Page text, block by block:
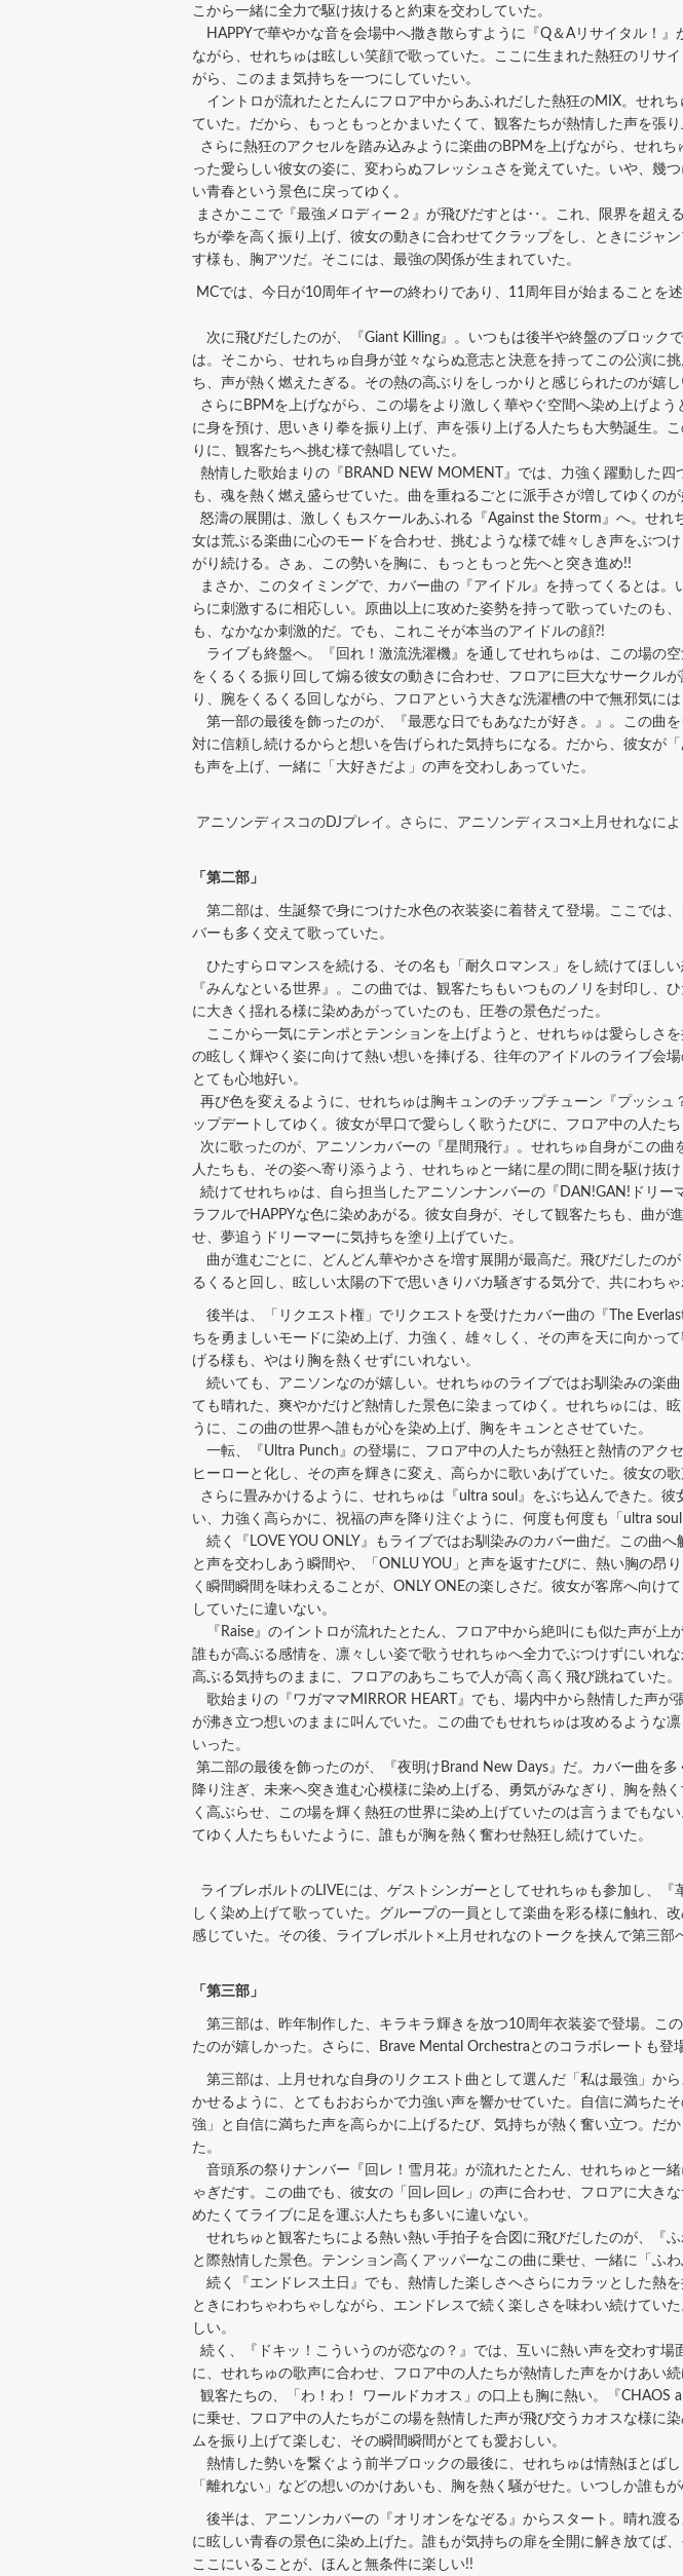
こから一緒に全力で駆け抜けると約束を交わしていた。
HAPPYで華やかな音を会場中へ撒き散らすように『Q＆Aリサイタル！
ながら、せれちゅは眩しい笑顔で歌っていた。ここに生まれた熱狂のリサ
がら、このまま気持ちを一つにしていたい。
イントロが流れたとたんにフロア中からあふれだした熱狂のMIX。せれ
ていた。だから、もっともっとかまいたくて、観客たちが熱情した声を張
さらに熱狂のアクセルを踏み込みように楽曲のBPMを上げながら、せれ
った愛らしい彼女の姿に、変わらぬフレッシュさを覚えていた。いや、幾
い青春という景色に戻ってゆく。
まさかここで『最強メロディー２』が飛びだすとは‥。これ、限界を超え
ちが拳を高く振り上げ、彼女の動きに合わせてクラップをし、ときにジャ
す様も、胸アツだ。そこには、最強の関係が生まれていた。
MCでは、今日が10周年イヤーの終わりであり、11周年目が始まることを述
次に飛びだしたのが、『Giant Killing』。いつもは後半や終盤のブロック
は。そこから、せれちゅ自身が並々ならぬ意志と決意を持ってこの公演に
ち、声が熱く燃えたぎる。その熱の高ぶりをしっかりと感じられたのが嬉し
さらにBPMを上げながら、この場をより激しく華やぐ空間へ染め上げよ
に身を預け、思いきり拳を振り上げ、声を張り上げる人たちも大勢誕生。
りに、観客たちへ挑む様で熱唱していた。
熱情した歌始まりの『BRAND NEW MOMENT』では、力強く躍動した
も、魂を熱く燃え盛らせていた。曲を重ねるごとに派手さが増してゆくのが
怒濤の展開は、激しくもスケールあふれる『Against the Storm』へ。せ
女は荒ぶる楽曲に心のモードを合わせ、挑むような様で雄々しき声をぶつ
がり続ける。さぁ、この勢いを胸に、もっともっと先へと突き進め!!
まさか、このタイミングで、カバー曲の『アイドル』を持ってくるとは
らに刺激するに相応しい。原曲以上に攻めた姿勢を持って歌っていたのも
も、なかなか刺激的だ。でも、これこそが本当のアイドルの顔?!
ライブも終盤へ。『回れ！激流洗濯機』を通してせれちゅは、この場の
をくるくる振り回して煽る彼女の動きに合わせ、フロアに巨大なサークル
り、腕をくるくる回しながら、フロアという大きな洗濯槽の中で無邪気には
第一部の最後を飾ったのが、『最悪な日でもあなたが好き。』。この曲
対に信頼し続けるからと想いを告げられた気持ちになる。だから、彼女が
も声を上げ、一緒に「大好きだよ」の声を交わしあっていた。
アニソンディスコのDJプレイ。さらに、アニソンディスコ×上月せれなに
「第二部」
第二部は、生誕祭で身につけた水色の衣装姿に着替えて登場。ここでは
バーも多く交えて歌っていた。
ひたすらロマンスを続ける、その名も「耐久ロマンス」をし続けてほし
『みんなといる世界』。この曲では、観客たちもいつものノリを封印し
に大きく揺れる様に染めあがっていたのも、圧巻の景色だった。
ここから一気にテンポとテンションを上げようと、せれちゅは愛らしさ
の眩しく輝やく姿に向けて熱い想いを捧げる、往年のアイドルのライブ会
とても心地好い。
再び色を変えるように、せれちゅは胸キュンのチップチューン『プッシ
ップデートしてゆく。彼女が早口で愛らしく歌うたびに、フロア中の人た
次に歌ったのが、アニソンカバーの『星間飛行』。せれちゅ自身がこの
人たちも、その姿へ寄り添うよう、せれちゅと一緒に星の間に間を駆け抜
続けてせれちゅは、自ら担当したアニソンナンバーの『DAN!GAN!ドリ
ラフルでHAPPYな色に染めあがる。彼女自身が、そして観客たちも、曲
せ、夢追うドリーマーに気持ちを塗り上げていた。
曲が進むごとに、どんどん華やかさを増す展開が最高だ。飛びだしたの
るくると回し、眩しい太陽の下で思いきりバカ騒ぎする気分で、共にわち
後半は、「リクエスト権」でリクエストを受けたカバー曲の『The
ちを勇ましいモードに染め上げ、力強く、雄々しく、その声を天に向かっ
げる様も、やはり胸を熱くせずにいれない。
続いても、アニソンなのが嬉しい。せれちゅのライブではお馴染みの楽
ても晴れた、爽やかだけど熱情した景色に染まってゆく。せれちゅには、
うに、この曲の世界へ誰もが心を染め上げ、胸をキュンとさせていた。
一転、『Ultra Punch』の登場に、フロア中の人たちが熱狂と熱情のアク
ヒーローと化し、その声を輝きに変え、高らかに歌いあげていた。彼女の
さらに畳みかけるように、せれちゅは『ultra soul』をぶち込んできた。
い、力強く高らかに、祝福の声を降り注ぐように、何度も何度も「ultra soul
続く『LOVE YOU ONLY』もライブではお馴染みのカバー曲だ。この曲
と声を交わしあう瞬間や、「ONLU YOU」と声を返すたびに、熱い胸の
く瞬間瞬間を味わえることが、ONLY ONEの楽しさだ。彼女が客席へ向け
していたに違いない。
『Raise』のイントロが流れたとたん、フロア中から絶叫にも似た声が上
誰もが高ぶる感情を、凛々しい姿で歌うせれちゅへ全力でぶつけずにいれ
高ぶる気持ちのままに、フロアのあちこちで人が高く高く飛び跳ねていた。
歌始まりの『ワガママMIRROR HEART』でも、場内中から熱情した声が
が沸き立つ想いのままに叫んでいた。この曲でもせれちゅは攻めるような
いった。
第二部の最後を飾ったのが、『夜明けBrand New Days』だ。カバー曲を
降り注ぎ、未来へ突き進む心模様に染め上げる、勇気がみなぎり、胸を熱
く高ぶらせ、この場を輝く熱狂の世界に染め上げていたのは言うまでもな
てゆく人たちもいたように、誰もが胸を熱く奮
ライブレボルトのLIVEには、ゲストシンガーとしてせれちゅも参加し、
しく染め上げて歌っていた。グループの一員として楽曲を彩る様に触れ、
感じていた。その後、ライブレボルト×上月せれなのトークを挟んで第三部
「第三部」
第三部は、昨年制作した、キラキラ輝きを放つ10周年衣装姿で登場。こ
たのが嬉しかった。さらに、Brave Mental Orchestraとのコラボレートも登
第三部は、上月せれな自身のリクエスト曲として選んだ「私は最強」か
かせるように、とてもおおらかで力強い声を響かせていた。自信に満ちた
強」と自信に満ちた声を高らかに上げるたび、気持ちが熱く奮い立つ。だ
た。
音頭系の祭りナンバー『回レ！雪月花』が流れたとたん、せれちゅと一
ゃぎだす。この曲でも、彼女の「回レ回レ」の声に合わせ、フロアに大き
めたくてライブに足を運ぶ人たちも多いに違いない。
せれちゅと観客たちによる熱い熱い手拍子を合図に飛びだしたのが、『
と際熱情した景色。テンション高くアッパーなこの曲に乗せ、一緒に「ふ
続く『エンドレス土日』でも、熱情した楽しさへさらにカラッとした熱
ときにわちゃわちゃしながら、エンドレスで続く楽しさを味わい続けてい
しい。
続く、『ドキッ！こういうのが恋なの？』では、互いに熱い声を交わす
に、せれちゅの歌声に合わせ、フロア中の人たちが熱情した声をかけあい続
観客たちの、「わ！わ！ ワールドカオス」の口上も胸に熱い。『CHAOS
に乗せ、フロア中の人たちがこの場を熱情した声が飛び交うカオスな様に
ムを振り上げて楽しむ、その瞬間瞬間がとても愛おしい。
熱情した勢いを繋ぐよう前半ブロックの最後に、せれちゅは情熱ほとば
「離れない」などの想いのかけあいも、胸を熱く騒がせた。いつしか誰も
後半は、アニソンカバーの『オリオンをなぞる』からスタート。晴れ渡
に眩しい青春の景色に染め上げた。誰もが気持ちの扉を全開に解き放てば
ここにいることが、ほんと無条件に楽しい!!